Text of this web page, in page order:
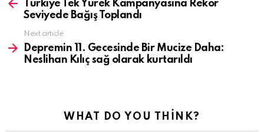
Türkiye Tek Yürek Kampanyasına Rekor
Seviyede Bağış Toplandı
Next article
Depremin 11. Gecesinde Bir Mucize Daha:
Neslihan Kılıç sağ olarak kurtarıldı
WHAT DO YOU THINK?